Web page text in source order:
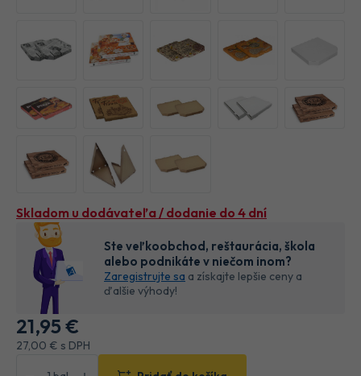
Skladom u dodávateľa / dodanie do 4 dní
21,95 €
27,00 € s DPH
Ste veľkoobchod, reštaurácia, škola
alebo podnikáte v niečom inom?
Zaregistrujte sa a získajte lepšie ceny a
ďalšie výhody!